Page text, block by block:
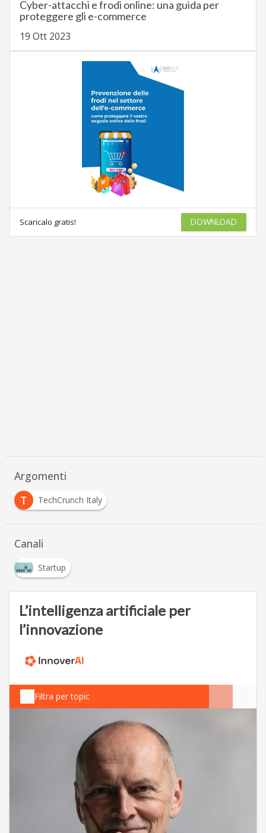
Cyber-attacchi e frodi online: una guida per
proteggere gli e-commerce
19 Ott 2023
Scaricalo gratis! DOWNLOAD
Argomenti
T
TechCrunch Italy
Canali
Startup
L’intelligenza artificiale per
l’innovazione
Filtra per topic